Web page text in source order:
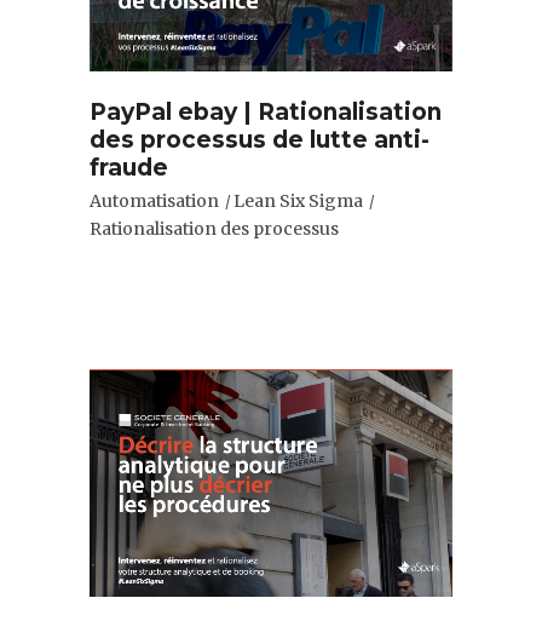
PayPal ebay | Rationalisation
des processus de lutte anti-
fraude
Automatisation
Lean Six Sigma
Rationalisation des processus